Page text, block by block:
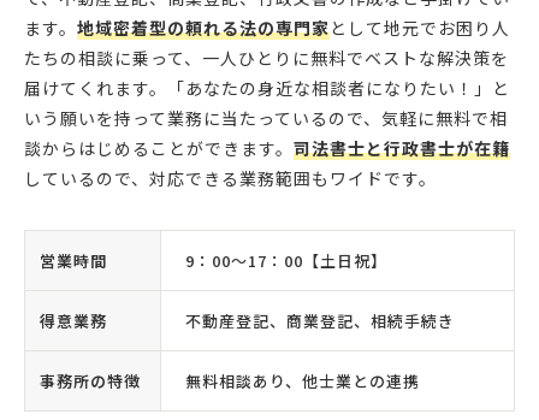
ます。 地域密着型の頼れる法の専門家として地元でお困り人
たちの相談に乗って、一人ひとりに無料でベストな解決策を
届けてくれます。「あなたの身近な相談者になりたい！」と
いう願いを持って業務に当たっているので、気軽に無料で相
談からはじめることができます。 司法書士と行政書士が在籍
しているので、対応できる業務範囲もワイドです。
営業時間 9：00〜17：00【土日祝】
得意業務 不動産登記、商業登記、相続手続き
事務所の特徴 無料相談あり、他士業との連携